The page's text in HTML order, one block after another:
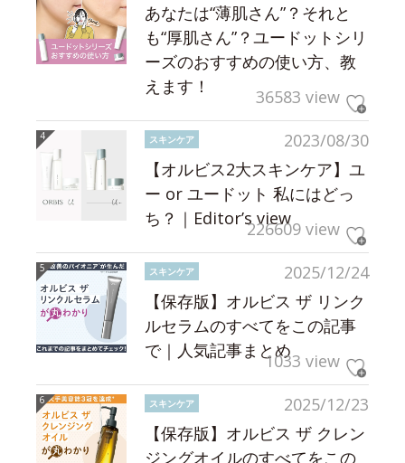
あなたは“薄肌さん”？それと
も“厚肌さん”？ユードットシリ
ーズのおすすめの使い方、教
えます！
36583 view
2023/08/30
スキンケア
【オルビス2大スキンケア】ユ
ー or ユードット 私にはどっ
ち？｜Editor’s view226609 view
2025/12/24
スキンケア
【保存版】オルビス ザ リンク
ルセラムのすべてをこの記事
で｜人気記事まとめ1033 view
2025/12/23
スキンケア
【保存版】オルビス ザ クレン
ジングオイルのすべてをこの